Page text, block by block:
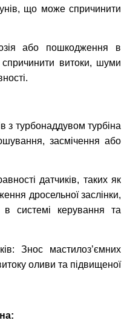
що може спричинити
або пошкодження в
спричинити витоки, шуми
з турбонаддувом турбіна
засмічення або
датчиків, таких як
дросельної заслінки,
системі керування та
Знос мастилоз’ємних
оливи та підвищеної